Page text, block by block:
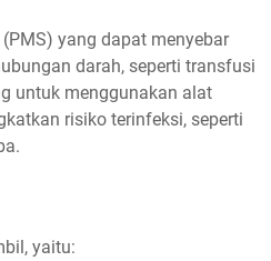
yang dapat menyebar
darah, seperti transfusi
untuk menggunakan alat
risiko terinfeksi, seperti
yaitu: